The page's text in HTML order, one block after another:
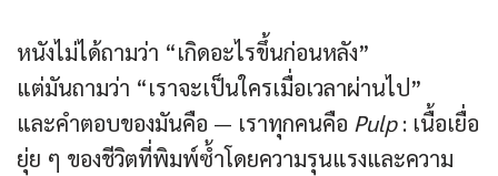
หนังไม่ได้ถามว่า “เกิดอะไรขึ้นก่อนหลัง”
แต่มันถามว่า “เราจะเป็นใครเมื่อเวลาผ่านไป”
และคำตอบของมันคือ — เราทุกคนคือ Pulp: เนื้อเยื่อ
ยุ่ย ๆ ของชีวิตที่พิมพ์ซ้ำโดยความรุนแรงและความ